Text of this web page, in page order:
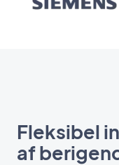
Fleksibel
af